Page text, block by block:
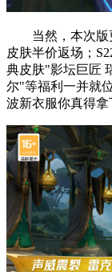
当然，本次版
皮肤半价返场；
典皮肤"影坛巨匠
尔"等福利一并就
波新衣服你真得拿